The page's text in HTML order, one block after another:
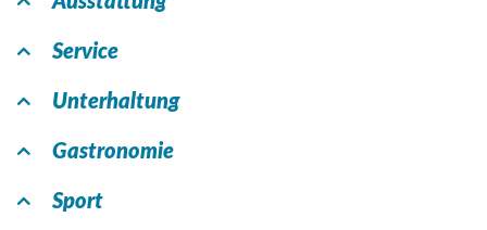
Service
Unterhaltung
Gastronomie
Sport